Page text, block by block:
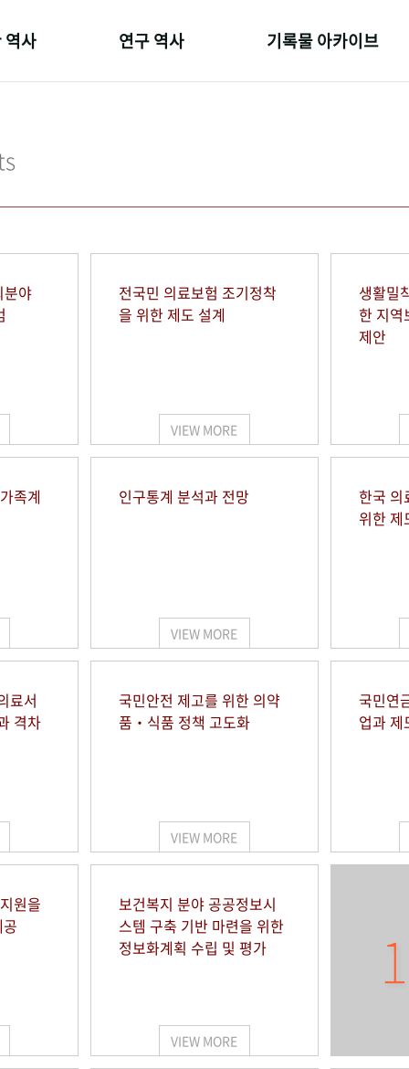
역사 연구 역사 기록물 아카이브
야
전국민 의료보험 조기정착
을 위한 제도 설계
VIEW MORE
생활밀
한 지역
제안
족계 인구통계 분석과 전망
VIEW MORE
한국 의
위한 제
료서
격차
국민안전 제고를 위한 의약
품‧식품 정책 고도화
VIEW MORE
국민연
업과 제
원을
보건복지 분야 공공정보시
스템 구축 기반 마련을 위한
정보화계획 수립 및 평가
VIEW MORE